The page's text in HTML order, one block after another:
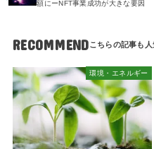
額にーNFT事業成功が大きな要因
RECOMMEND
環境・エネルギー